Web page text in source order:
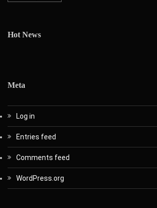
Hot News
Meta
Log in
Entries feed
Comments feed
WordPress.org